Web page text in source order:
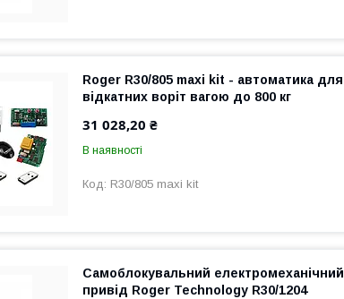
Roger R30/805 maxi kit - автоматика для
відкатних воріт вагою до 800 кг
31 028,20 ₴
В наявності
R30/805 maxi kit
Самоблокувальний електромеханічний
привід Roger Technology R30/1204